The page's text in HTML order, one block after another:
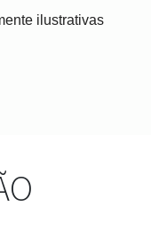
ilustrativas